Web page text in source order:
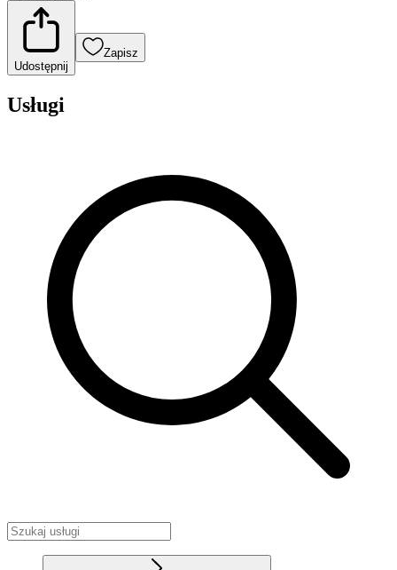
Udostępnij
Zapisz
Usługi